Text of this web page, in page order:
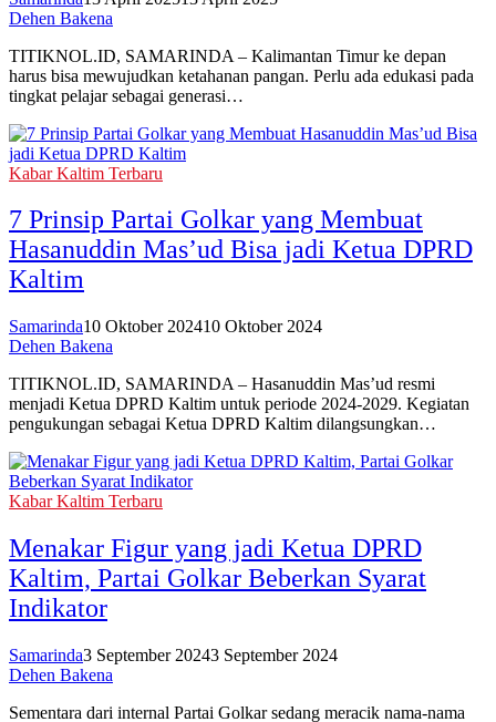
Dehen Bakena
TITIKNOL.ID, SAMARINDA – Kalimantan Timur ke depan
harus bisa mewujudkan ketahanan pangan. Perlu ada edukasi pada
tingkat pelajar sebagai generasi…
Kabar Kaltim Terbaru
7 Prinsip Partai Golkar yang Membuat
Hasanuddin Mas’ud Bisa jadi Ketua DPRD
Kaltim
Samarinda10 Oktober 202410 Oktober 2024
Dehen Bakena
TITIKNOL.ID, SAMARINDA – Hasanuddin Mas’ud resmi
menjadi Ketua DPRD Kaltim untuk periode 2024-2029. Kegiatan
pengukungan sebagai Ketua DPRD Kaltim dilangsungkan…
Kabar Kaltim Terbaru
Menakar Figur yang jadi Ketua DPRD
Kaltim, Partai Golkar Beberkan Syarat
Indikator
Samarinda3 September 20243 September 2024
Dehen Bakena
Sementara dari internal Partai Golkar sedang meracik nama-nama